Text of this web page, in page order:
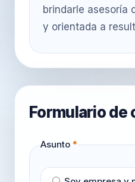
brindarle asesoría
y orientada a
Asunto *